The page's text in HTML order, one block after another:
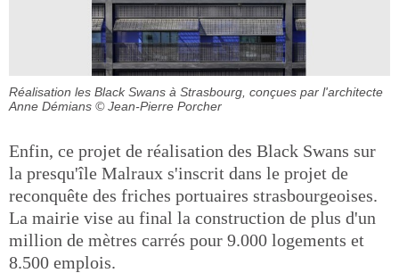
Réalisation les Black Swans à Strasbourg, conçues par l'architecte
Anne Démians © Jean-Pierre Porcher
Enfin, ce projet de réalisation des Black Swans sur
la presqu'île Malraux s'inscrit dans le projet de
reconquête des friches portuaires strasbourgeoises.
La mairie vise au final la construction de plus d'un
million de mètres carrés pour 9.000 logements et
8.500 emplois.